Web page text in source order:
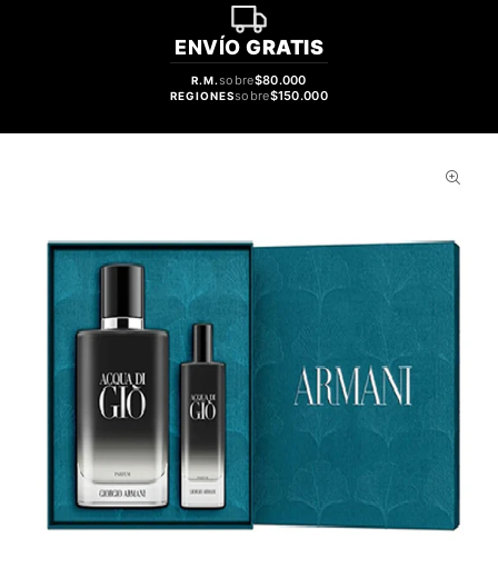
ENVÍO GRATIS
R.M.sobre$80.000
REGIONESsobre$150.000